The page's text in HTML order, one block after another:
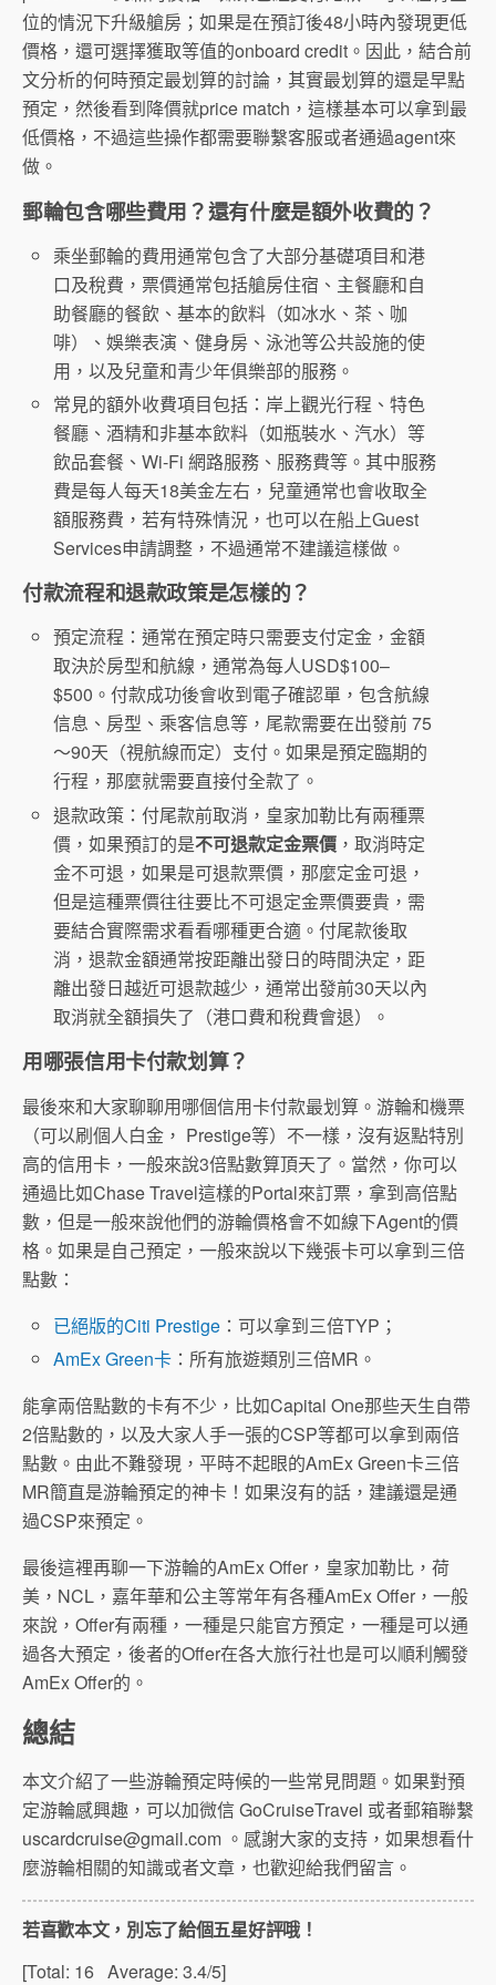
位的情況下升級艙房；如果是在預訂後48小時內發現更低
價格，還可選擇獲取等值的onboard credit。因此，結合前
文分析的何時預定最划算的討論，其實最划算的還是早點
預定，然後看到降價就price match，這樣基本可以拿到最
低價格，不過這些操作都需要聯繫客服或者通過agent來
做。
郵輪包含哪些費用？還有什麼是額外收費的？
乘坐郵輪的費用通常包含了大部分基礎項目和港
口及稅費，票價通常包括艙房住宿、主餐廳和自
助餐廳的餐飲、基本的飲料（如冰水、茶、咖
啡）、娛樂表演、健身房、泳池等公共設施的使
用，以及兒童和青少年俱樂部的服務。
常見的額外收費項目包括：岸上觀光行程、特色
餐廳、酒精和非基本飲料（如瓶裝水、汽水）等
飲品套餐、Wi-Fi 網路服務、服務費等。其中服務
費是每人每天18美金左右，兒童通常也會收取全
額服務費，若有特殊情況，也可以在船上Guest
Services申請調整，不過通常不建議這樣做。
付款流程和退款政策是怎樣的？
預定流程：通常在預定時只需要支付定金，金額
取決於房型和航線，通常為每人USD$100–
$500。付款成功後會收到電子確認單，包含航線
信息、房型、乘客信息等，尾款需要在出發前 75
～90天（視航線而定）支付。如果是預定臨期的
行程，那麼就需要直接付全款了。
退款政策：付尾款前取消，皇家加勒比有兩種票
價，如果預訂的是不可退款定金票價 ，取消時定
金不可退，如果是可退款票價，那麼定金可退，
但是這種票價往往要比不可退定金票價要貴，需
要結合實際需求看看哪種更合適。付尾款後取
消，退款金額通常按距離出發日的時間決定，距
離出發日越近可退款越少，通常出發前30天以內
取消就全額損失了（港口費和稅費會退）。
用哪張信用卡付款划算？
最後來和大家聊聊用哪個信用卡付款最划算。游輪和機票
（可以刷個人白金， Prestige等）不一樣，沒有返點特別
高的信用卡，一般來說3倍點數算頂天了。當然，你可以
通過比如Chase Travel這樣的Portal來訂票，拿到高倍點
數，但是一般來說他們的游輪價格會不如線下Agent的價
格。如果是自己預定，一般來說以下幾張卡可以拿到三倍
點數：
已絕版的Citi Prestige ：可以拿到三倍TYP；
AmEx Green卡 ：所有旅遊類別三倍MR。
能拿兩倍點數的卡有不少，比如Capital One那些天生自帶
2倍點數的，以及大家人手一張的CSP等都可以拿到兩倍
點數。由此不難發現，平時不起眼的AmEx Green卡三倍
MR簡直是游輪預定的神卡！如果沒有的話，建議還是通
過CSP來預定。
最後這裡再聊一下游輪的AmEx Offer，皇家加勒比，荷
美，NCL，嘉年華和公主等常年有各種AmEx Offer，一般
來說，Offer有兩種，一種是只能官方預定，一種是可以通
過各大預定，後者的Offer在各大旅行社也是可以順利觸發
AmEx Offer的。
總結
本文介紹了一些游輪預定時候的一些常見問題。如果對預
定游輪感興趣，可以加微信 GoCruiseTravel 或者郵箱聯繫
uscardcruise@gmail.com 。感謝大家的支持，如果想看什
麼游輪相關的知識或者文章，也歡迎給我們留言。
若喜歡本文，別忘了給個五星好評哦！
[Total: 16 Average: 3.4/5]